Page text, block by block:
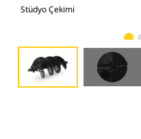
Stüdyo Çekimi